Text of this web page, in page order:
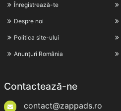
Înregistrează-te
Despre noi
Politica site-ului
Anunțuri România
Contactează-ne
contact@zappads.ro